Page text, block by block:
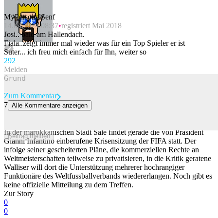
MyPersonalSenf
14.04.2024 08:37 registriert Mai 2018
Josi.. bald am Hallendach.
Fiala..zeigt immer mal wieder was für ein Top Spieler er ist
Suter... ich freu mich einfach für Ihn, weiter so
292
Melden
Beitrag melden
Zum Kommentar
7 Alle Kommentare anzeigen
In der marokkanischen Stadt Salé findet gerade die von Präsident
Gianni Infantino einberufene Krisensitzung der FIFA statt. Der
infolge seiner gescheiterten Pläne, die kommerziellen Rechte an
Weltmeisterschaften teilweise zu privatisieren, in die Kritik geratene
Walliser will dort die Unterstützung mehrerer hochrangiger
Funktionäre des Weltfussballverbands wiedererlangen. Noch gibt es
keine offizielle Mitteilung zu dem Treffen.
Zur Story
0
0